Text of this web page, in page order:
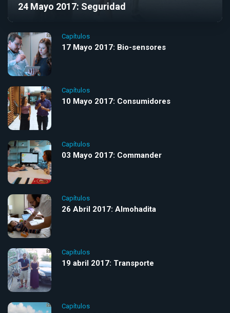
24 Mayo 2017: Seguridad
Capítulos
17 Mayo 2017: Bio-sensores
Capítulos
10 Mayo 2017: Consumidores
Capítulos
03 Mayo 2017: Commander
Capítulos
26 Abril 2017: Almohadita
Capítulos
19 abril 2017: Transporte
Capítulos